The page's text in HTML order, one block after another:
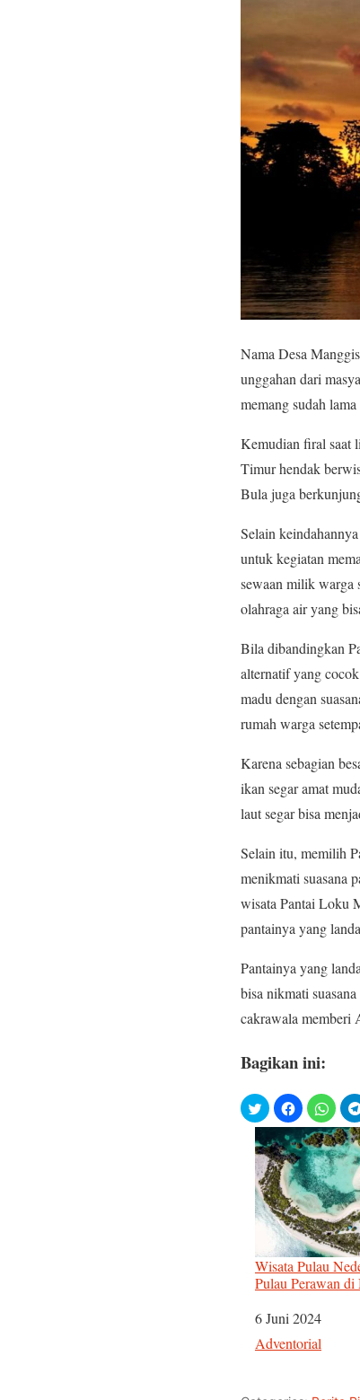
Nama Desa
unggahan dari
memang sudah
Kemudian firal saat
Timur hendak
Bula juga
Selain
untuk kegiatan
sewaan milik warga
olahraga air yang
Bila dibandingkan
alternatif yang
madu dengan
rumah warga
Karena sebagian
ikan segar amat
laut segar bisa
Selain itu, memilih
menikmati suasana
wisata Pantai Loku
pantainya yang
Pantainya yang
bisa nikmati
cakrawala memberi
Bagikan ini:
Wisata Pulau
Pulau Perawan
Tanggal
6 Juni 2024
Sehubungan
Adventorial